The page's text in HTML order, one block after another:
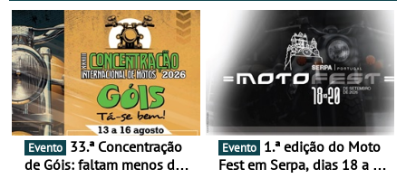
Evento
de Góis: faltam menos de
Evento
Fest em Serpa, dias 18 a 20